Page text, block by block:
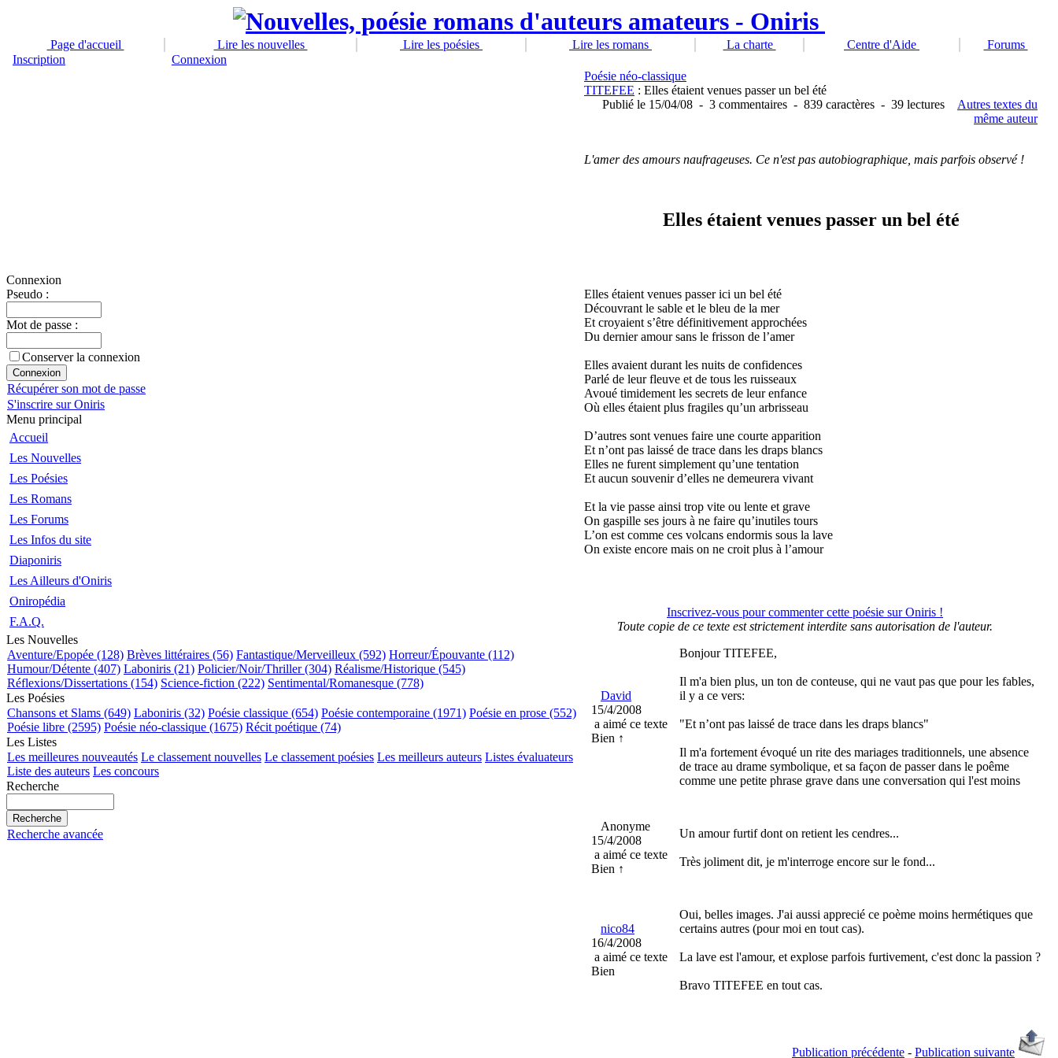
Page d'accueil Lire les nouvelles Lire les poésies Lire les romans La charte Centre d'Aide
Forums
Inscription
Connexion
Connexion
Pseudo :
Mot de passe :
Conserver la connexion
Récupérer son mot de passe
S'inscrire sur Oniris
Menu principal
Accueil
Les Nouvelles
Les Poésies
Les Romans
Les Forums
Les Infos du site
Diaponiris
Les Ailleurs d'Oniris
Oniropédia
F.A.Q.
Les Nouvelles
Aventure/Epopée (128) Brèves littéraires (56) Fantastique/Merveilleux (592) Horreur/Épouvante (112)
Humour/Détente (407) Laboniris (21) Policier/Noir/Thriller (304) Réalisme/Historique (545)
Réflexions/Dissertations (154) Science-fiction (222) Sentimental/Romanesque (778)
Les Poésies
Chansons et Slams (649) Laboniris (32) Poésie classique (654) Poésie contemporaine (1971) Poésie en prose (552)
Poésie libre (2595) Poésie néo-classique (1675) Récit poétique (74)
Les Listes
Les meilleures nouveautés Le classement nouvelles Le classement poésies Les meilleurs auteurs Listes évaluateurs
Liste des auteurs Les concours
Recherche
Recherche avancée
Poésie néo-classique
TITEFEE : Elles étaient venues passer un bel été
Publié le 15/04/08 - 3 commentaires - 839 caractères - 39 lectures
Autres textes du
même auteur
L'amer des amours naufrageuses. Ce n'est pas autobiographique, mais parfois observé !
Elles étaient venues passer un bel été
Elles étaient venues passer ici un bel été
Découvrant le sable et le bleu de la mer
Et croyaient s’être définitivement approchées
Du dernier amour sans le frisson de l’amer
Elles avaient durant les nuits de confidences
Parlé de leur fleuve et de tous les ruisseaux
Avoué timidement les secrets de leur enfance
Où elles étaient plus fragiles qu’un arbrisseau
D’autres sont venues faire une courte apparition
Et n’ont pas laissé de trace dans les draps blancs
Elles ne furent simplement qu’une tentation
Et aucun souvenir d’elles ne demeurera vivant
Et la vie passe ainsi trop vite ou lente et grave
On gaspille ses jours à ne faire qu’inutiles tours
L’on est comme ces volcans endormis sous la lave
On existe encore mais on ne croit plus à l’amour
Inscrivez-vous pour commenter cette poésie sur Oniris !
Toute copie de ce texte est strictement interdite sans autorisation de l'auteur.
David
15/4/2008
a aimé ce texte
Bien ↑
Bonjour TITEFEE,
Il m'a bien plus, un ton de conteuse, qui ne vaut pas que pour les fables,
il y a ce vers:
"Et n’ont pas laissé de trace dans les draps blancs"
Il m'a fortement évoqué un rite des mariages traditionnels, une absence
de trace au drame symbolique, et sa façon de passer dans le poême
comme une petite phrase grave dans une conversation qui l'est moins
Anonyme
15/4/2008
a aimé ce texte
Bien ↑
Un amour furtif dont on retient les cendres...
Très joliment dit, je m'interroge encore sur le fond...
nico84
16/4/2008
a aimé ce texte
Bien
Oui, belles images. J'ai aussi apprecié ce poème moins hermétiques que
certains autres (pour moi en tout cas).
La lave est l'amour, et explose parfois furtivement, c'est donc la passion ?
Bravo TITEFEE en tout cas.
Publication précédente - Publication suivante